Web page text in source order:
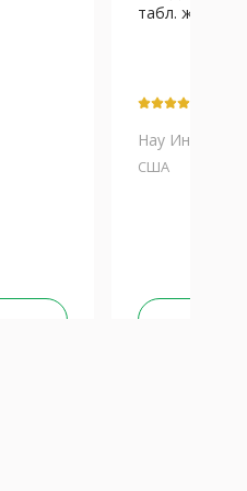
табл. жев.
Нау
США